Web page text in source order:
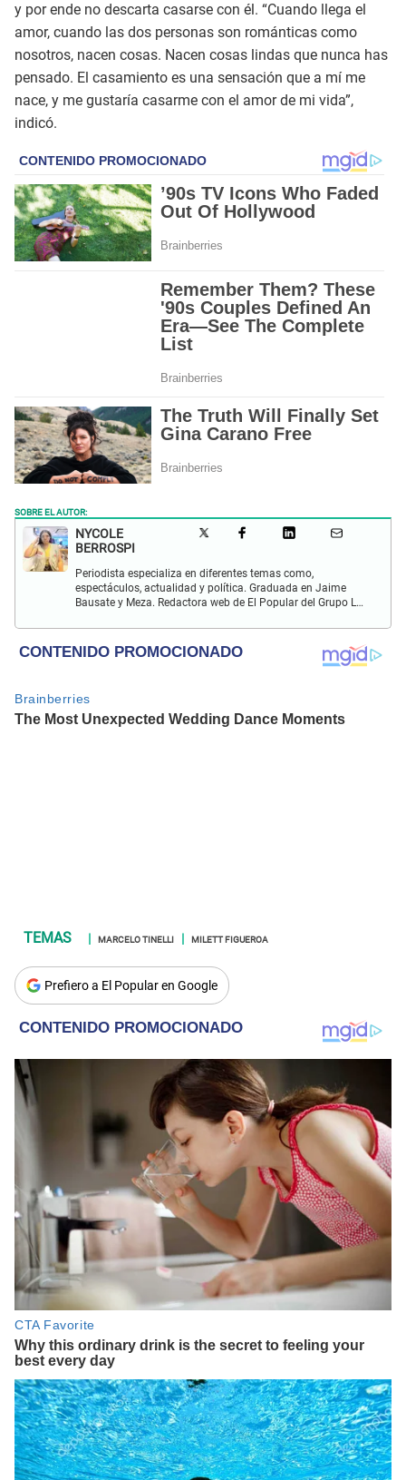
y por ende no descarta casarse con él. “Cuando llega el
amor, cuando las dos personas son románticas como
nosotros, nacen cosas. Nacen cosas lindas que nunca has
pensado. El casamiento es una sensación que a mí me
nace, y me gustaría casarme con el amor de mi vida”,
indicó.
SOBRE EL AUTOR:
NYCOLE
BERROSPI
Periodista especializa en diferentes temas como,
espectáculos, actualidad y política. Graduada en Jaime
Bausate y Meza. Redactora web de El Popular del Grupo La
producción de televisión.
MARCELO TINELLI MILETT FIGUEROA
Prefiero a El Popular en Google